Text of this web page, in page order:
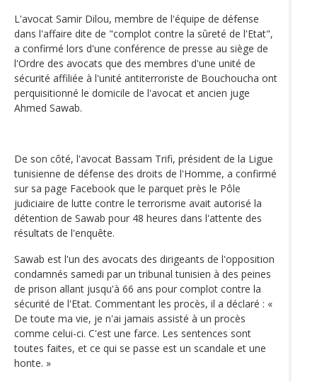
L'avocat Samir Dilou, membre de l'équipe de défense
dans l'affaire dite de "complot contre la sûreté de l'Etat",
a confirmé lors d'une conférence de presse au siège de
l'Ordre des avocats que des membres d'une unité de
sécurité affiliée à l'unité antiterroriste de Bouchoucha ont
perquisitionné le domicile de l'avocat et ancien juge
Ahmed Sawab.
De son côté, l'avocat Bassam Trifi, président de la Ligue
tunisienne de défense des droits de l'Homme, a confirmé
sur sa page Facebook que le parquet près le Pôle
judiciaire de lutte contre le terrorisme avait autorisé la
détention de Sawab pour 48 heures dans l'attente des
résultats de l'enquête.
Sawab est l'un des avocats des dirigeants de l'opposition
condamnés samedi par un tribunal tunisien à des peines
de prison allant jusqu'à 66 ans pour complot contre la
sécurité de l'Etat. Commentant les procès, il a déclaré : «
De toute ma vie, je n'ai jamais assisté à un procès
comme celui-ci. C'est une farce. Les sentences sont
toutes faites, et ce qui se passe est un scandale et une
honte. »